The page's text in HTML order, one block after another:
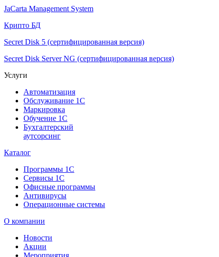
JaCarta Management System
Крипто БД
Secret Disk 5 (сертифицированная версия)
Secret Disk Server NG (сертифицированная версия)
Услуги
Автоматизация
Обслуживание 1С
Маркировка
Обучение 1С
Бухгалтерский
аутсорсинг
Каталог
Программы 1С
Сервисы 1С
Офисные программы
Антивирусы
Операционные системы
О компании
Новости
Акции
Мероприятия